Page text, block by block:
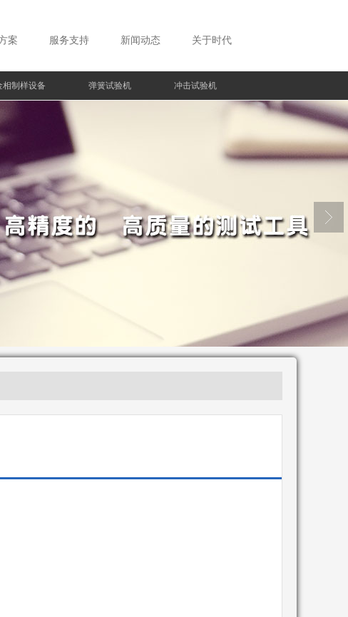
案 服务支持 新闻动态 关于时代
相制样设备 弹簧试验机 冲击试验机